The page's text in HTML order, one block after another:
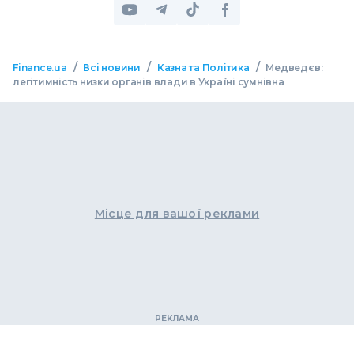
Finance.ua / Всі новини / Казна та Політика / Медведєв:
легітимність низки органів влади в Україні сумнівна
Місце для вашої реклами